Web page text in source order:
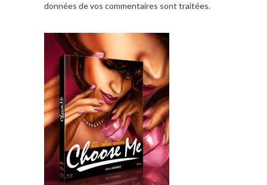
données de vos commentaires sont traitées.